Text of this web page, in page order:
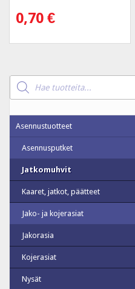
0,70 €
Products
search
Asennustuotteet
Asennusputket
Jatkomuhvit
Kaaret, jatkot, päätteet
Jako- ja kojerasiat
Jakorasia
Kojerasiat
Nysät